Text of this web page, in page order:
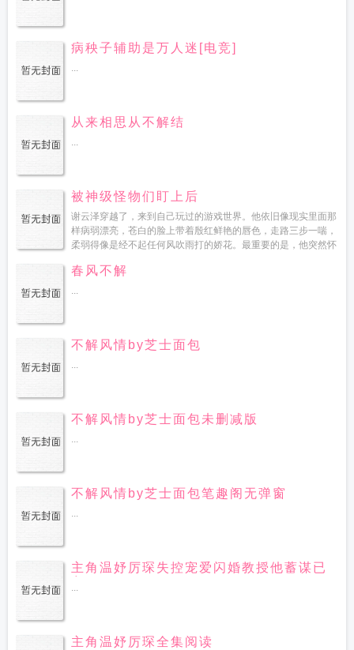
病秧子辅助是万人迷[电竞]
...
从来相思从不解结
...
被神级怪物们盯上后
谢云泽穿越了，来到自己玩过的游戏世界。他依旧像现实里面那
样病弱漂亮，苍白的脸上带着殷红鲜艳的唇色，走路三步一喘，
柔弱得像是经不起任何风吹雨打的娇花。最重要的是，他突然怀
义务，谢...
春风不解
...
不解风情by芝士面包
...
不解风情by芝士面包未删减版
...
不解风情by芝士面包笔趣阁无弹窗
...
主角温妤厉琛失控宠爱闪婚教授他蓄谋已
...
主角温妤厉琛全集阅读